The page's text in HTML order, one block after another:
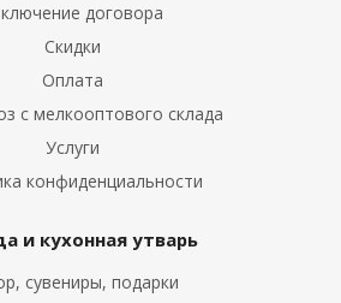
договора
Скидки
Оплата
с мелкооптового склада
Услуги
конфиденциальности
и кухонная утварь
сувениры, подарки